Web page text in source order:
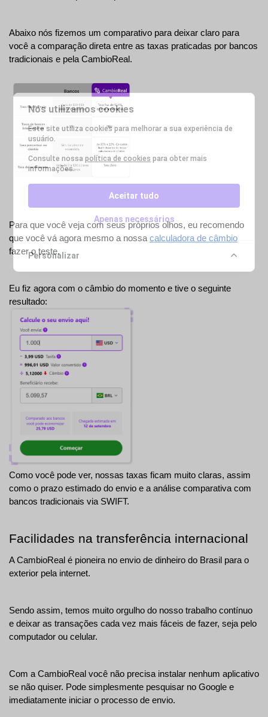
Abaixo nós fizemos um comparativo para deixar claro para
você a comparação direta entre as taxas praticadas por bancos
tradicionais e pela CambioReal.
Para que você veja com seus próprios olhos, eu recomendo
que você vá agora mesmo a nossa calculadora de câmbio
fazer o teste.
Eu fiz agora com o câmbio do momento e tive o seguinte
resultado:
Como você pode ver, nossas taxas ficam muito claras, assim
como o prazo estimado do envio e a análise comparativa com
bancos tradicionais via SWIFT.
Facilidades na transferência internacional
A CambioReal é pioneira no envio de dinheiro do Brasil para o
exterior pela internet.
Sendo assim, temos muito orgulho do nosso trabalho contínuo
e deixar as transações cada vez mais fáceis de fazer, seja pelo
computador ou celular.
Com a CambioReal você não precisa instalar nenhum aplicativo
se não quiser. Pode simplesmente pesquisar no Google e
imediatamente iniciar o processo de envio.
Nós utilizamos cookies
Este site utiliza cookies para melhorar a sua experiência de
usuário.
Consulte nossapolítica de cookies para obter mais
informações.
Aceitar tudo
Apenas necessários
Personalizar